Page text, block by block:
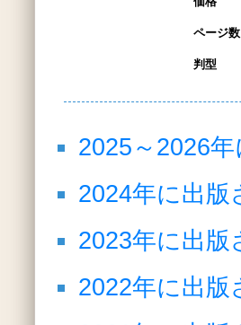
ページ数
判型
2025～2026
2024年に出
2023年に出
2022年に出